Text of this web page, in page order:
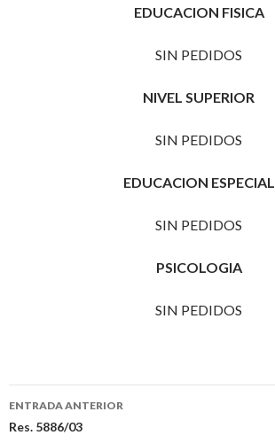
EDUCACION FISICA
SIN PEDIDOS
NIVEL SUPERIOR
SIN PEDIDOS
EDUCACION ESPECIAL
SIN PEDIDOS
PSICOLOGIA
SIN PEDIDOS
Navegación
de
ENTRADA ANTERIOR
Res. 5886/03